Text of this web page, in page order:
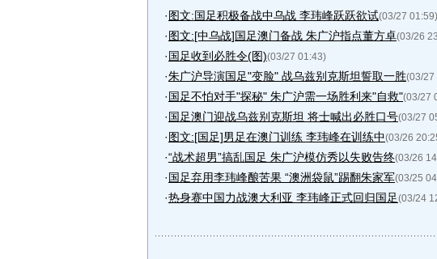
·图文:国足积极备战中乌战 李玮峰跃跃欲试(03/27 01:59)
·图文:[中乌战]国足澳门备战 朱广沪指点董方卓(03/26
·国足收到必胜令(图)(03/27 01:43)
·朱广沪导演国足"变脸" 战乌兹别克斯坦誓取一胜(03/27
·国足不怕对手"探秘" 朱广沪需一场胜利来"自救"(03/27
·国足澳门迎战乌兹别克斯坦 将士喊出必胜口号(03/27
·图文:[国足]男足在澳门训练 李玮峰在训练中(03/26
·“战术超男”搞乱国足 朱广沪模仿秀以失败告终(03/26
·国足弃用李玮峰酿苦果 “澳洲袋鼠”踢翻朱家军(03/25
·热身赛中国力战澳大利亚 李玮峰正式回归国足(03/24